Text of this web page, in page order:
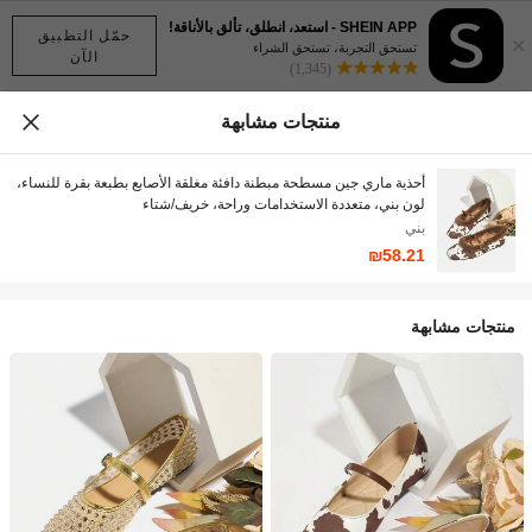
حمّل التطبيق
الآن
×
SHEIN APP - استعد، انطلق، تألق بالأناقة!
تستحق التجربة، تستحق الشراء
(1,345)
منتجات مشابهة
أحذية ماري جين مسطحة مبطنة دافئة مغلقة الأصابع بطبعة بقرة للنساء،
لون بني، متعددة الاستخدامات وراحة، خريف/شتاء
بني
₪58.21
منتجات مشابهة